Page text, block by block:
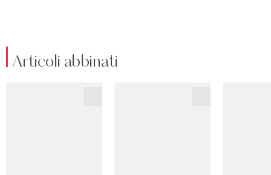
Articoli abbinati